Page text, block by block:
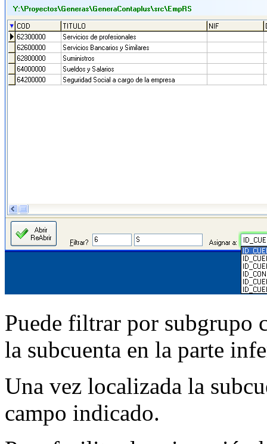
Puede filtrar por subgrupo
la subcuenta en la parte
Una vez localizada la
campo indicado.